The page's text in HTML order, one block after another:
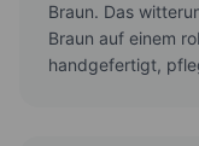
Braun. Das
Braun auf einem
handgefertigt,